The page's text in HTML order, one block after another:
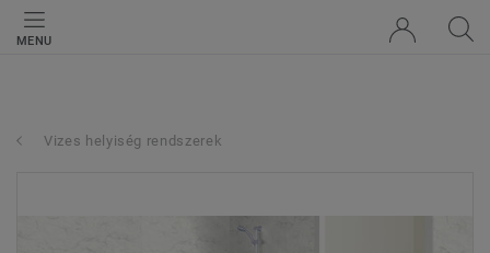
MENU
Vizes helyiség rendszerek